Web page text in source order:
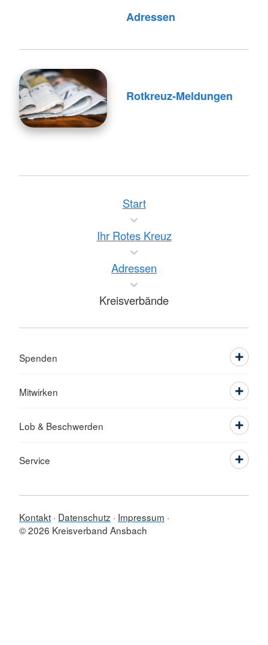
Adressen
Rotkreuz-Meldungen
Start
Ihr Rotes Kreuz
Adressen
Kreisverbände
Spenden
Mitwirken
Lob & Beschwerden
Service
Kontakt Datenschutz
Impressum
© 2026 Kreisverband Ansbach